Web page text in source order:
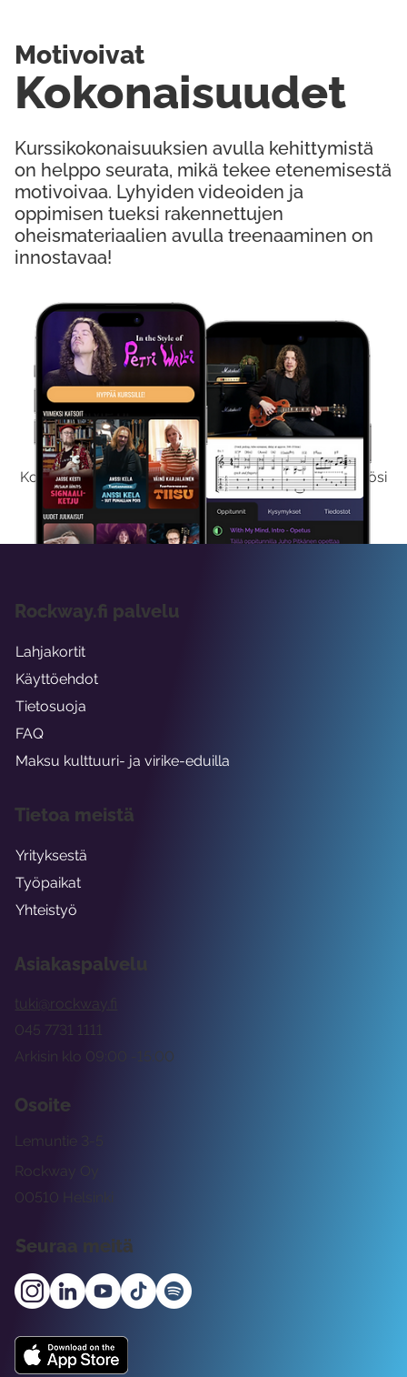
Kokeile Ilmaiseksi
Kokeilemalla ilmaiseksi saat koko sisältömme käyttöösi
viikon ajaksi.
Kurssikokonaisuuksien avulla kehittymistä
on helppo seurata, mikä tekee etenemisestä
motivoivaa. Lyhyiden videoiden ja
oppimisen tueksi rakennettujen
oheismateriaalien avulla treenaaminen on
innostavaa!
Kokonaisuudet
Motivoivat
Asiakaspalvelu
tuki@rockway.fi
Arkisin klo 09:00 -15:00
045 7731 1111
Osoite
Rockway Oy
Lemuntie 3-5
00510 Helsinki
Seuraa meitä
Rockway.fi palvelu
Lahjakortit
Käyttöehdot
Tietosuoja
FAQ
Maksu kulttuuri- ja virike-eduilla
Tietoa meistä
Yrityksestä
Työpaikat
Yhteistyö